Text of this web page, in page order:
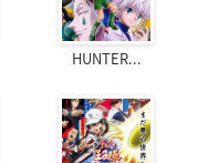
HUNTER...